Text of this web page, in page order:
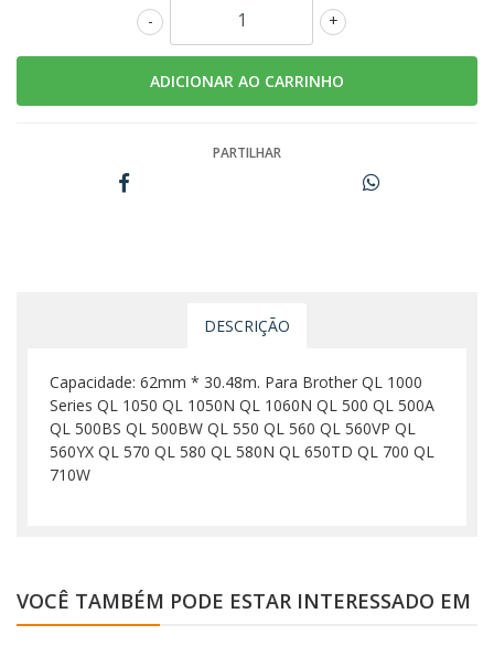
+
-
PARTILHAR
DESCRIÇÃO
Capacidade: 62mm * 30.48m. Para Brother QL 1000
Series QL 1050 QL 1050N QL 1060N QL 500 QL 500A
QL 500BS QL 500BW QL 550 QL 560 QL 560VP QL
560YX QL 570 QL 580 QL 580N QL 650TD QL 700 QL
710W
VOCÊ TAMBÉM PODE ESTAR INTERESSADO EM